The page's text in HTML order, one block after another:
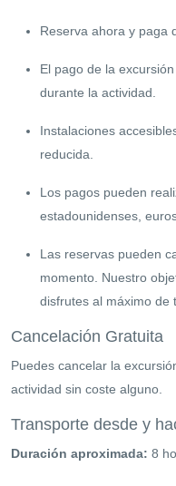
Reserva ahora y paga
El pago de la
durante la actividad.
Instalaciones
reducida.
Los pagos pueden
estadounidenses,
Las reservas pueden
momento. Nuestro
disfrutes al máximo de
Cancelación Gratuita
Puedes cancelar la
actividad sin coste alguno.
Transporte desde y
Duración aproximada: 8